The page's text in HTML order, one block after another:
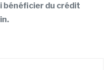
bénéficier du crédit